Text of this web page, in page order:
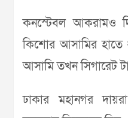
কনস্টেবল আকরামও
কিশোর আসামির হাতে
আসামি তখন সিগারেট
ঢাকার মহানগর